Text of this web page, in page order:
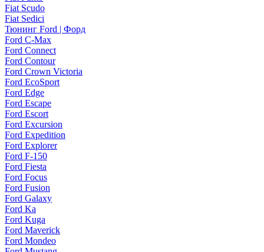
Fiat Scudo
Fiat Sedici
Тюнинг Ford | Форд
Ford C-Max
Ford Connect
Ford Contour
Ford Crown Victoria
Ford EcoSport
Ford Edge
Ford Escape
Ford Escort
Ford Excursion
Ford Expedition
Ford Explorer
Ford F-150
Ford Fiesta
Ford Focus
Ford Fusion
Ford Galaxy
Ford Ka
Ford Kuga
Ford Maverick
Ford Mondeo